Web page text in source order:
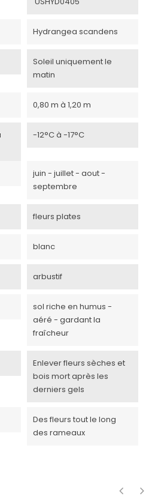
Hydrangea scandens
Soleil uniquement le
matin
0,80 m à 1,20 m
-12°C à -17°C
juin - juillet - aout -
septembre
fleurs plates
blanc
arbustif
sol riche en humus -
aéré - gardant la
fraîcheur
Enlever fleurs sèches et
bois mort après les
derniers gels
Des fleurs tout le long
des rameaux